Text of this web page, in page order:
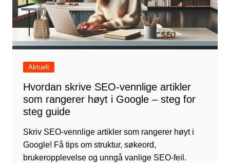
Aktuelt
Hvordan skrive SEO-vennlige artikler
som rangerer høyt i Google – steg for
steg guide
Skriv SEO-vennlige artikler som rangerer høyt i
Google! Få tips om struktur, søkeord,
brukeropplevelse og unngå vanlige SEO-feil.